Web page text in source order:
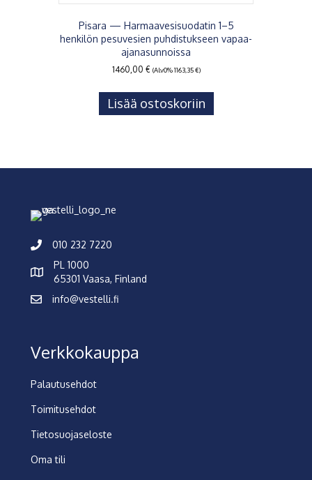
Pisara — Harmaavesisuodatin 1–5
henkilön pesuvesien puhdistukseen vapaa-
ajanasunnoissa
1460,00 € (Alv0%1163,35€)
Lisää ostoskoriin
010 232 7220
PL 1000
65301 Vaasa, Finland
info@vestelli.fi
Verkkokauppa
Palautusehdot
Toimitusehdot
Tietosuojaseloste
Oma tili